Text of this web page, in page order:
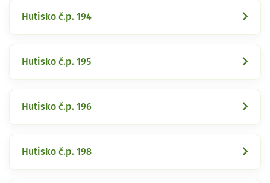
Hutisko č.p. 194
Hutisko č.p. 195
Hutisko č.p. 196
Hutisko č.p. 198